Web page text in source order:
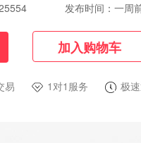
发布时间：一周
加入购物车
易 1对1服务 极